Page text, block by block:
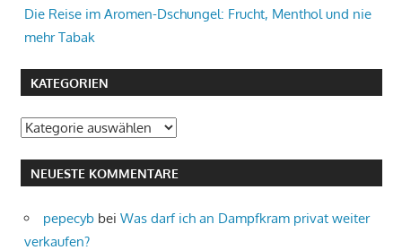
Die Reise im Aromen-Dschungel: Frucht, Menthol und nie
mehr Tabak
KATEGORIEN
Kategorien
NEUESTE KOMMENTARE
pepecyb bei Was darf ich an Dampfkram privat weiter
verkaufen?